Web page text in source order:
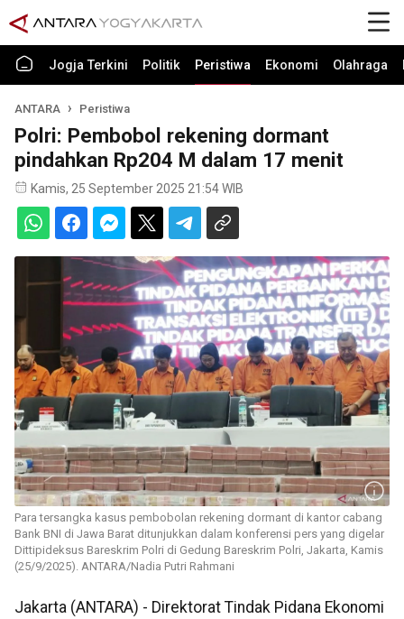
Jogja Terkini Politik Peristiwa Ekonomi Olahraga
ANTARA Peristiwa
Polri: Pembobol rekening dormant
pindahkan Rp204 M dalam 17 menit
Kamis, 25 September 2025 21:54 WIB
Para tersangka kasus pembobolan rekening dormant di kantor cabang
Bank BNI di Jawa Barat ditunjukkan dalam konferensi pers yang digelar
Dittipideksus Bareskrim Polri di Gedung Bareskrim Polri, Jakarta, Kamis
(25/9/2025). ANTARA/Nadia Putri Rahmani
Jakarta (ANTARA) - Direktorat Tindak Pidana Ekonomi